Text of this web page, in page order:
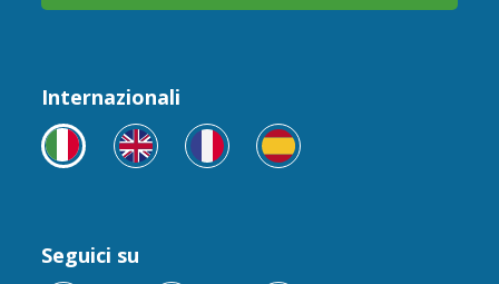
Internazionali
Seguici su